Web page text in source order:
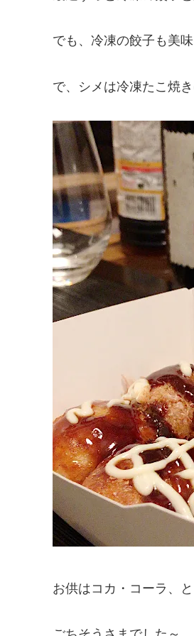
でも、冷凍の餃子も美
で、シメは冷凍たこ焼
お供はコカ・コーラ、と